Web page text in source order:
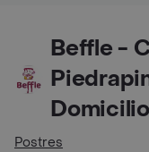
Beffle -
Domicilio
Postres